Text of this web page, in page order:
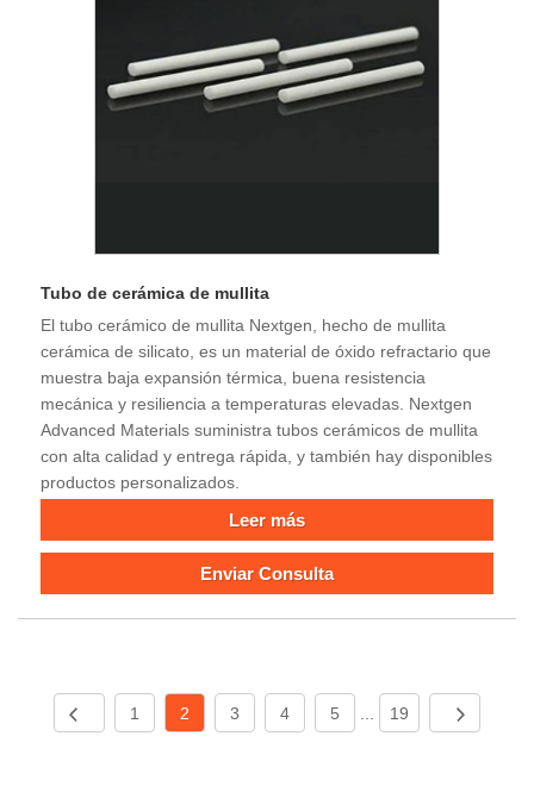
Tubo de cerámica de mullita
El tubo cerámico de mullita Nextgen, hecho de mullita
cerámica de silicato, es un material de óxido refractario que
muestra baja expansión térmica, buena resistencia
mecánica y resiliencia a temperaturas elevadas. Nextgen
Advanced Materials suministra tubos cerámicos de mullita
con alta calidad y entrega rápida, y también hay disponibles
productos personalizados.
Leer más
Enviar Consulta
1 2 3 4 5 ... 19